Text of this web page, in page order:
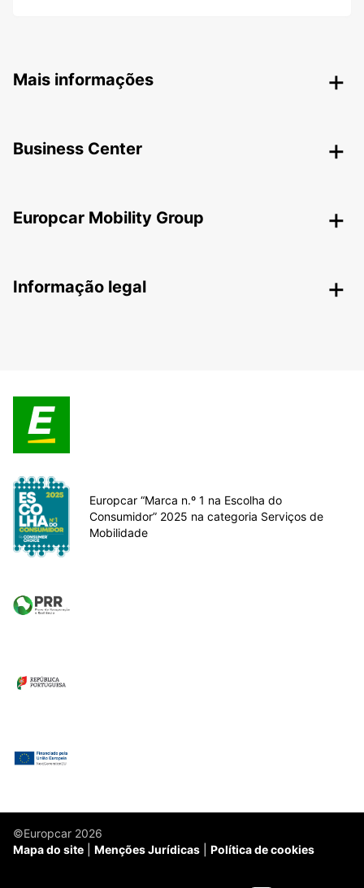
Mais informações
Business Center
Europcar Mobility Group
Informação legal
Europcar “Marca n.º 1 na Escolha do
Consumidor” 2025 na categoria Serviços de
Mobilidade
©Europcar 2026
Mapa do site
Menções Jurídicas Política de cookies